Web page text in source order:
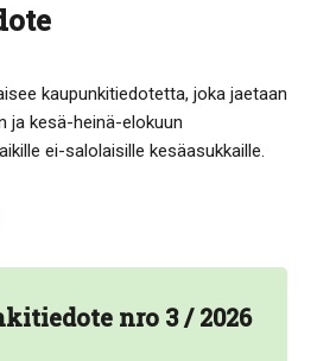
kaupunkitiedotetta, joka jaetaan
ja kesä-heinä-elokuun
ei-salolaisille kesäasukkaille.
nro 3 / 2026